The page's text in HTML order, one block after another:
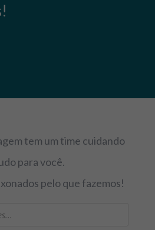
tem um time cuidando
para você.
pelo que fazemos!